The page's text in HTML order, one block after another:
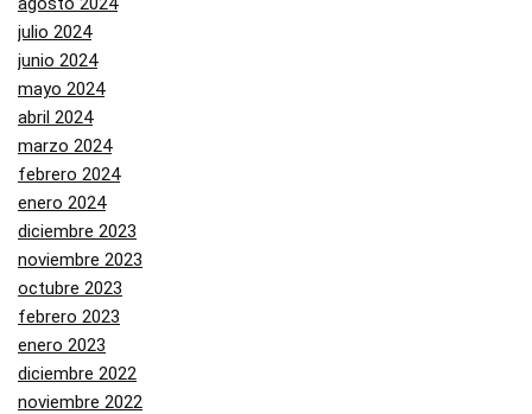
julio 2024
junio 2024
mayo 2024
abril 2024
marzo 2024
febrero 2024
enero 2024
diciembre 2023
noviembre 2023
octubre 2023
febrero 2023
enero 2023
diciembre 2022
noviembre 2022